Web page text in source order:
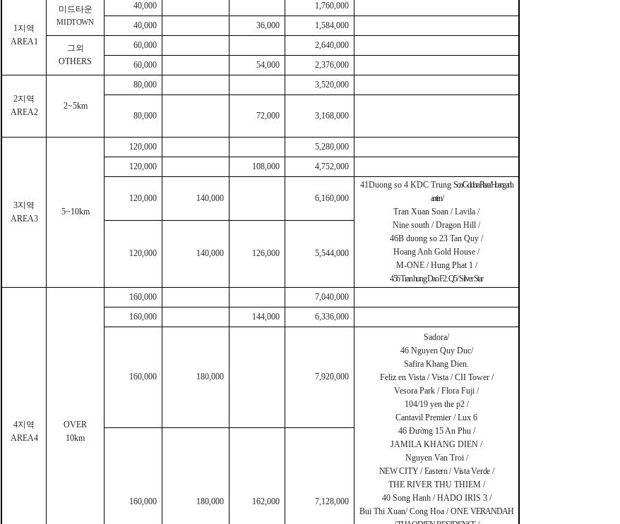
1지역
AREA1
미드타운
MIDTOWN
40,000
1,760,000
40,000
36,000 1,584,000
그외
OTHERS
60,000
2,640,000
60,000
54,000 2,376,000
2지역
AREA2
2~5km
80,000 3,520,000
80,000 72,000 3,168,000
3지역
AREA3
5~10km
120,000
5,280,000
120,000
108,000 4,752,000
120,000 140,000 6,160,000
41Duong so 4 KDC Trung Son/Goldora Plaza / Hoang anh
an tien /
Tran Xuan Soan / Lavila /
Nine south / Dragon Hill /
46B duong so 23 Tan Quy /
Hoang Anh Gold House /
M-ONE / Hung Phat 1 /
456 Tran hung Dao F2. Q5/ Silver Star
120,000 140,000 126,000 5,544,000
4지역
AREA4
OVER
10km
160,000
7,040,000
160,000
144,000 6,336,000
160,000 180,000 7,920,000
Sadora/
46 Nguyen Quy Duc/
Safira Khang Dien.
Feliz en Vista / Vista / CII Tower /
Vesora Park / Flora Fuji /
104/19 yen the p2 /
Cantavil Premier / Lux 6
46 Đường 15 An Phu /
JAMILA KHANG DIEN /
Nguyen Van Troi /
NEW CITY / Eastern / Vista Verde /
THE RIVER THU THIEM /
40 Song Hanh / HADO IRIS 3 /
Bui Thi Xuan/ Cong Hoa / ONEVERANDAH
160,000 180,000 162,000 7,128,000